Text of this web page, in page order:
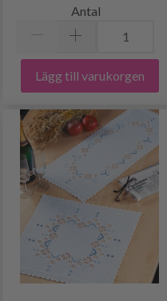
Antal
Lägg till varukorgen